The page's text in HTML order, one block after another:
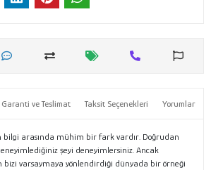
Garanti ve Teslimat Taksit Seçenekleri Yorumlar
bilgi arasında mühim bir fark vardır. Doğrudan
şeyi deneyimlersiniz. Ancak
bizi varsaymaya yönlendirdiği dünyada bir örneği